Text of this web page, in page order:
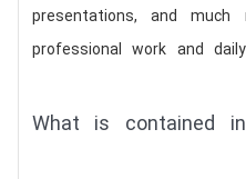
presentations, and
professional work and
What is contained